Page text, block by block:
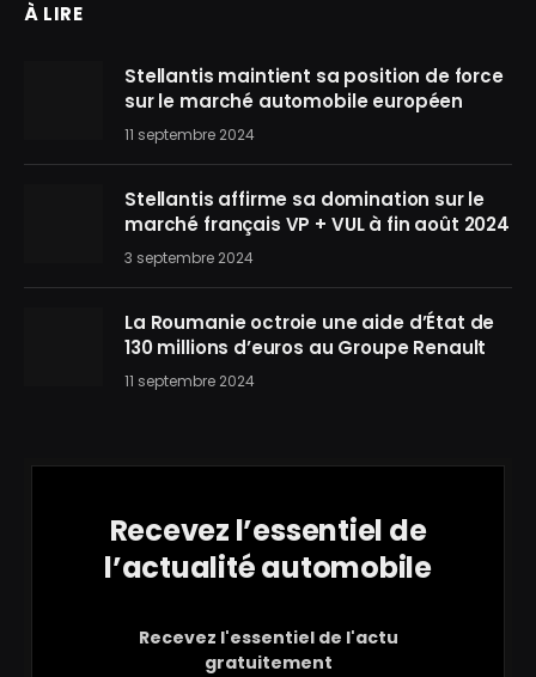
À LIRE
Stellantis maintient sa position de force
sur le marché automobile européen
11 septembre 2024
Stellantis affirme sa domination sur le
marché français VP + VUL à fin août 2024
3 septembre 2024
La Roumanie octroie une aide d’État de
130 millions d’euros au Groupe Renault
11 septembre 2024
Recevez l’essentiel de
l’actualité automobile
Recevez l'essentiel de l'actu
gratuitement